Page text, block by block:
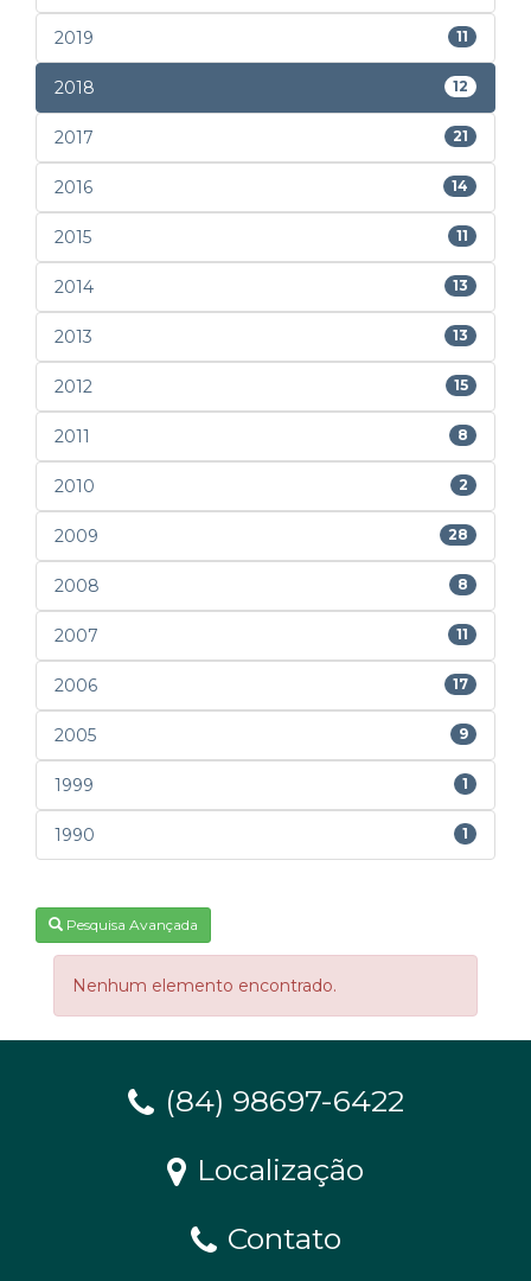
2019 11
2018 12
2017 21
2016 14
2015 11
2014 13
2013 13
2012 15
2011 8
2010 2
2009 28
2008 8
2007 11
2006 17
2005 9
1999 1
1990 1
Pesquisa Avançada
Nenhum elemento encontrado.
(84) 98697-6422
Localização
Contato